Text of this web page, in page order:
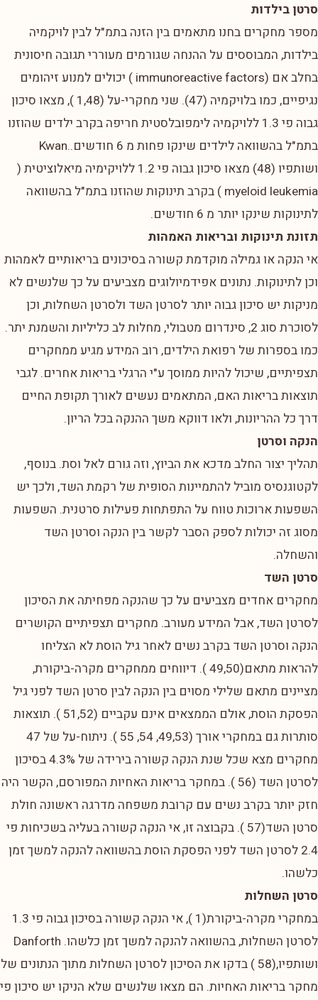
סרטן בילדות
מספר מחקרים בחנו מתאמים בין הזנה בתמ"ל לבין לויקמיה
בילדות, המבוססים על ההנחה שגורמים מעוררי תגובה חיסונית
בחלב אם (immunoreactive factors ) יכולים למנוע זיהומים
נגיפיים, כמו בלויקמיה (47). שני מחקרי-על (1,48 ), מצאו סיכון
גבוה פי 1.3 ללויקמיה לימפובלסטית חריפה בקרב ילדים שהוזנו
בתמ"ל בהשוואה לילדים שינקו פחות מ 6 חודשים..Kwan
ושותפיו (48) מצאו סיכון גבוה פי 1.2 ללויקימיה מיאלוציטית (
myeloid leukemia ) בקרב תינוקות שהוזנו בתמ"ל בהשוואה
לתינוקות שינקו יותר מ 6 חודשים.
תזונת תינוקות ובריאות האמהות
אי הנקה או גמילה מוקדמת קשורה בסיכונים בריאותיים לאמהות
וכן לתינוקות. נתונים אפידמיולוגים מצביעים על כך שלנשים לא
מניקות יש סיכון גבוה יותר לסרטן השד ולסרטן השחלות, וכן
לסוכרת סוג 2, סינדרום מטבולי, מחלות לב כליליות והשמנת יתר.
כמו בספרות של רפואת הילדים, רוב המידע מגיע ממחקרים
תצפיתיים, שיכול להיות ממוסך ע"י הרגלי בריאות אחרים. לגבי
תוצאות בריאות האם, המתאמים נעשים לאורך תקופת החיים
דרך כל ההריונות, ולאו דווקא משך ההנקה בכל הריון.
הנקה וסרטן
תהליך יצור החלב מדכא את הביוץ, וזה גורם לאל וסת. בנוסף,
לקטוגנסיס מוביל להתמיינות הסופית של רקמת השד, ולכך יש
השפעות ארוכות טווח על התפתחות פעילות סרטנית. השפעות
מסוג זה יכולות לספק הסבר לקשר בין הנקה וסרטן השד
והשחלה.
סרטן השד
מחקרים אחדים מצביעים על כך שהנקה מפחיתה את הסיכון
לסרטן השד, אבל המידע מעורב. מחקרים תצפיתיים הקושרים
הנקה וסרטן השד בקרב נשים לאחר גיל הוסת לא הצליחו
להראות מתאם(49,50 ). דיווחים ממחקרים מקרה-ביקורת,
מציינים מתאם שלילי מסוים בין הנקה לבין סרטן השד לפני גיל
הפסקת הוסת, אולם הממצאים אינם עקביים (51,52 ). תוצאות
סותרות גם במחקרי אורך (49,53, 54, 55 ). ניתוח-על של 47
מחקרים מצא שכל שנת הנקה קשורה בירידה של 4.3% בסיכון
לסרטן השד (56 ). במחקר בריאות האחיות המפורסם, הקשר היה
חזק יותר בקרב נשים עם קרובת משפחה מדרגה ראשונה חולת
סרטן השד(57 ). בקבוצה זו, אי הנקה קשורה בעליה בשכיחות פי
2.4 לסרטן השד לפני הפסקת הוסת בהשוואה להנקה למשך זמן
כלשהו.
סרטן השחלות
במחקרי מקרה-ביקורת(1 ), אי הנקה קשורה בסיכון גבוה פי 1.3
לסרטן השחלות, בהשוואה להנקה למשך זמן כלשהו. Danforth
ושותפיו,(58 ) בדקו את הסיכון לסרטן השחלות מתוך הנתונים של
מחקר בריאות האחיות. הם מצאו שלנשים שלא הניקו יש סיכון פי